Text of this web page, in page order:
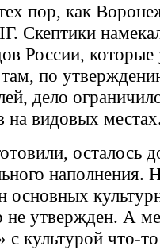
пор, как
Скептики
России,
по
дело
на видовых
осталось
наполнения.
основных
не утвержден. А
культурой что-